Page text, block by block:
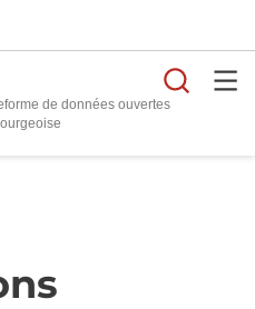
de données ouvertes